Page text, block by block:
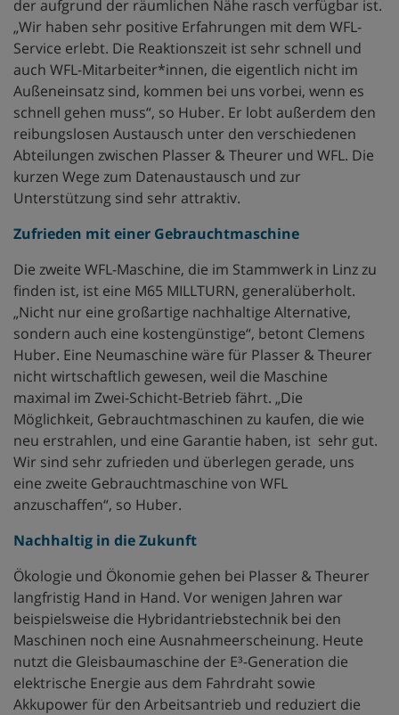
der aufgrund der räumlichen Nähe rasch verfügbar ist.
„Wir haben sehr positive Erfahrungen mit dem WFL-
Service erlebt. Die Reaktionszeit ist sehr schnell und
auch WFL-Mitarbeiter*innen, die eigentlich nicht im
Außeneinsatz sind, kommen bei uns vorbei, wenn es
schnell gehen muss“, so Huber. Er lobt außerdem den
reibungslosen Austausch unter den verschiedenen
Abteilungen zwischen Plasser & Theurer und WFL. Die
kurzen Wege zum Datenaustausch und zur
Unterstützung sind sehr attraktiv.
Zufrieden mit einer Gebrauchtmaschine
Die zweite WFL-Maschine, die im Stammwerk in Linz zu
finden ist, ist eine M65 MILLTURN, generalüberholt.
„Nicht nur eine großartige nachhaltige Alternative,
sondern auch eine kostengünstige“, betont Clemens
Huber. Eine Neumaschine wäre für Plasser & Theurer
nicht wirtschaftlich gewesen, weil die Maschine
maximal im Zwei-Schicht-Betrieb fährt. „Die
Möglichkeit, Gebrauchtmaschinen zu kaufen, die wie
neu erstrahlen, und eine Garantie haben, ist sehr gut.
Wir sind sehr zufrieden und überlegen gerade, uns
eine zweite Gebrauchtmaschine von WFL
anzuschaffen“, so Huber.
Nachhaltig in die Zukunft
Ökologie und Ökonomie gehen bei Plasser & Theurer
langfristig Hand in Hand. Vor wenigen Jahren war
beispielsweise die Hybridantriebstechnik bei den
Maschinen noch eine Ausnahmeerscheinung. Heute
nutzt die Gleisbaumaschine der E³-Generation die
elektrische Energie aus dem Fahrdraht sowie
Akkupower für den Arbeitsantrieb und reduziert die